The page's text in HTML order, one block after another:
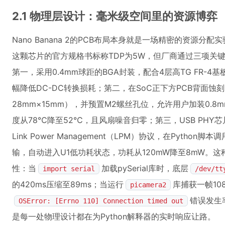
2.1 物理层设计：毫米级空间里的资源博弈
Nano Banana 2的PCB布局本身就是一场精密的资源分配
这颗芯片的官方规格书标称TDP为5W，但厂商通过三项关
第一，采用0.4mm球距的BGA封装，配合4层高TG FR-4
幅降低DC-DC转换损耗；第二，在SoC正下方PCB背面蚀
28mm×15mm），并预置M2螺丝孔位，允许用户加装
度从78℃降至52℃，且风扇噪音归零；第三，USB PHY
Link Power Management（LPM）协议，在Python脚本调
输，自动进入U1低功耗状态，功耗从120mW降至8mW。
性：当
import serial 加载pySerial库时，底层 /dev/
的420ms压缩至89ms；当运行 picamera2 库捕获一帧
OSError: [Errno 110] Connection timed out
错误发生
是每一处物理设计都在为Python解释器的实时响应让路。